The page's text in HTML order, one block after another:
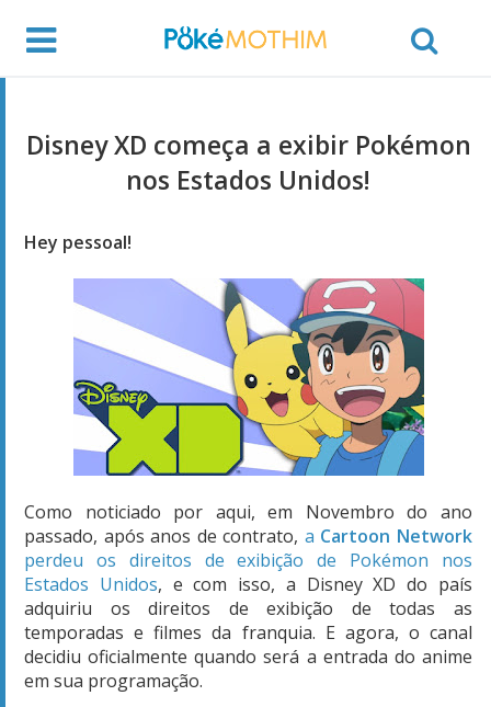
Disney XD começa a exibir Pokémon
nos Estados Unidos!
Hey pessoal!
Como noticiado por aqui, em Novembro do ano
passado, após anos de contrato, a Cartoon Network
perdeu os direitos de exibição de Pokémon nos
Estados Unidos, e com isso, a Disney XD do país
adquiriu os direitos de exibição de todas as
temporadas e filmes da franquia. E agora, o canal
decidiu oficialmente quando será a entrada do anime
em sua programação.